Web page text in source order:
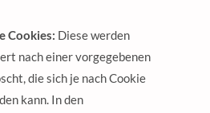
Cookies: Diese werden
nach einer vorgegebenen
die sich je nach Cookie
kann. In den